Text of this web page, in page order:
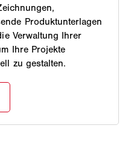
Produktunterlagen
Verwaltung Ihrer
Ihre Projekte
zu gestalten.